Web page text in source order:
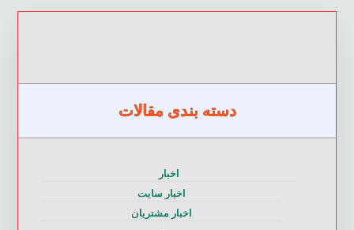
دسته بندی مقالات
اخبار
اخبار سایت
اخبار مشتریان